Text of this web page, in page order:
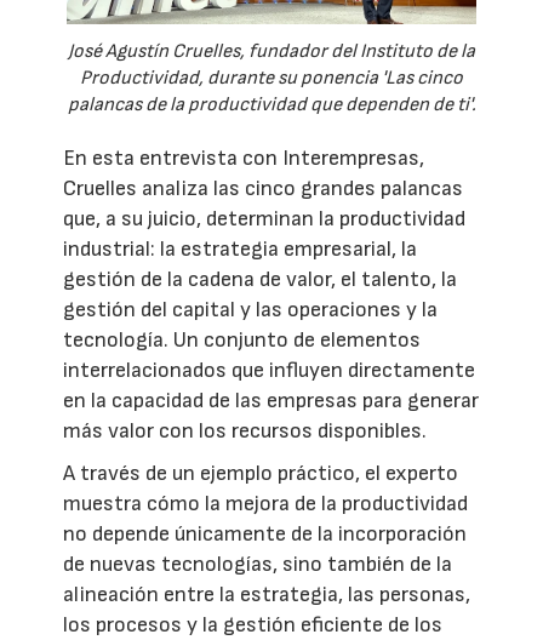
José Agustín Cruelles, fundador del Instituto de la
Productividad, durante su ponencia 'Las cinco
palancas de la productividad que dependen de ti'.
En esta entrevista con Interempresas,
Cruelles analiza las cinco grandes palancas
que, a su juicio, determinan la productividad
industrial: la estrategia empresarial, la
gestión de la cadena de valor, el talento, la
gestión del capital y las operaciones y la
tecnología. Un conjunto de elementos
interrelacionados que influyen directamente
en la capacidad de las empresas para generar
más valor con los recursos disponibles.
A través de un ejemplo práctico, el experto
muestra cómo la mejora de la productividad
no depende únicamente de la incorporación
de nuevas tecnologías, sino también de la
alineación entre la estrategia, las personas,
los procesos y la gestión eficiente de los